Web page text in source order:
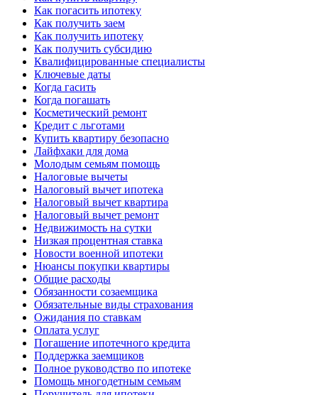
Как погасить ипотеку
Как получить заем
Как получить ипотеку
Как получить субсидию
Квалифицированные специалисты
Ключевые даты
Когда гасить
Когда погашать
Косметический ремонт
Кредит с льготами
Купить квартиру безопасно
Лайфхаки для дома
Молодым семьям помощь
Налоговые вычеты
Налоговый вычет ипотека
Налоговый вычет квартира
Налоговый вычет ремонт
Недвижимость на сутки
Низкая процентная ставка
Новости военной ипотеки
Нюансы покупки квартиры
Общие расходы
Обязанности созаемщика
Обязательные виды страхования
Ожидания по ставкам
Оплата услуг
Погашение ипотечного кредита
Поддержка заемщиков
Полное руководство по ипотеке
Помощь многодетным семьям